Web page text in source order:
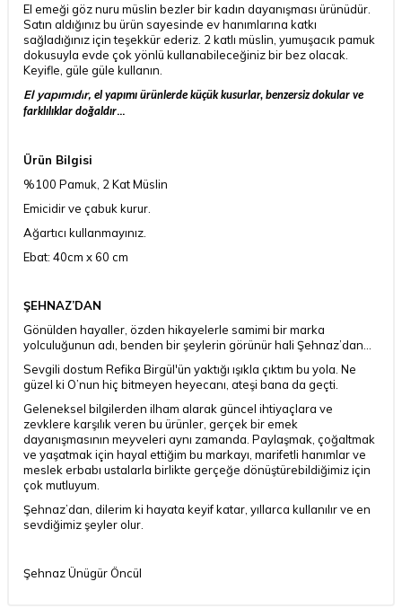
El emeği göz nuru müslin bezler bir kadın dayanışması ürünüdür.
Satın aldığınız bu ürün sayesinde ev hanımlarına katkı
sağladığınız için teşekkür ederiz. 2 katlı müslin, yumuşacık pamuk
dokusuyla evde çok yönlü kullanabileceğiniz bir bez olacak.
Keyifle, güle güle kullanın.
El yapımıdır, el yapımı ürünlerde küçük kusurlar, benzersiz dokular ve
farklılıklar doğaldır...
Ürün Bilgisi
%100 Pamuk, 2 Kat Müslin
Emicidir ve çabuk kurur.
Ağartıcı kullanmayınız.
Ebat: 40cm x 60 cm
ŞEHNAZ’DAN
Gönülden hayaller, özden hikayelerle samimi bir marka
yolculuğunun adı, benden bir şeylerin görünür hali Şehnaz’dan...
Sevgili dostum Refika Birgül'ün yaktığı ışıkla çıktım bu yola. Ne
güzel ki O’nun hiç bitmeyen heyecanı, ateşi bana da geçti.
Geleneksel bilgilerden ilham alarak güncel ihtiyaçlara ve
zevklere karşılık veren bu ürünler, gerçek bir emek
dayanışmasının meyveleri aynı zamanda. Paylaşmak, çoğaltmak
ve yaşatmak için hayal ettiğim bu markayı, marifetli hanımlar ve
meslek erbabı ustalarla birlikte gerçeğe dönüştürebildiğimiz için
çok mutluyum.
Şehnaz’dan, dilerim ki hayata keyif katar, yıllarca kullanılır ve en
sevdiğimiz şeyler olur.
Şehnaz Ünügür Öncül